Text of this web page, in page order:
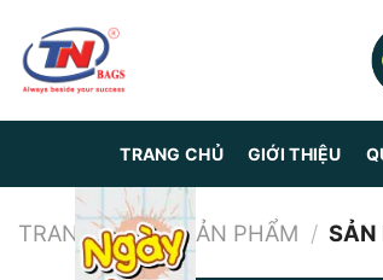
content
TRANG CHỦ GIỚI THIỆU
TRANG CHỦ / SẢN PHẨM / SẢN